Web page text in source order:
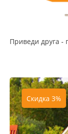
Приведи друга -
Скидка 3%